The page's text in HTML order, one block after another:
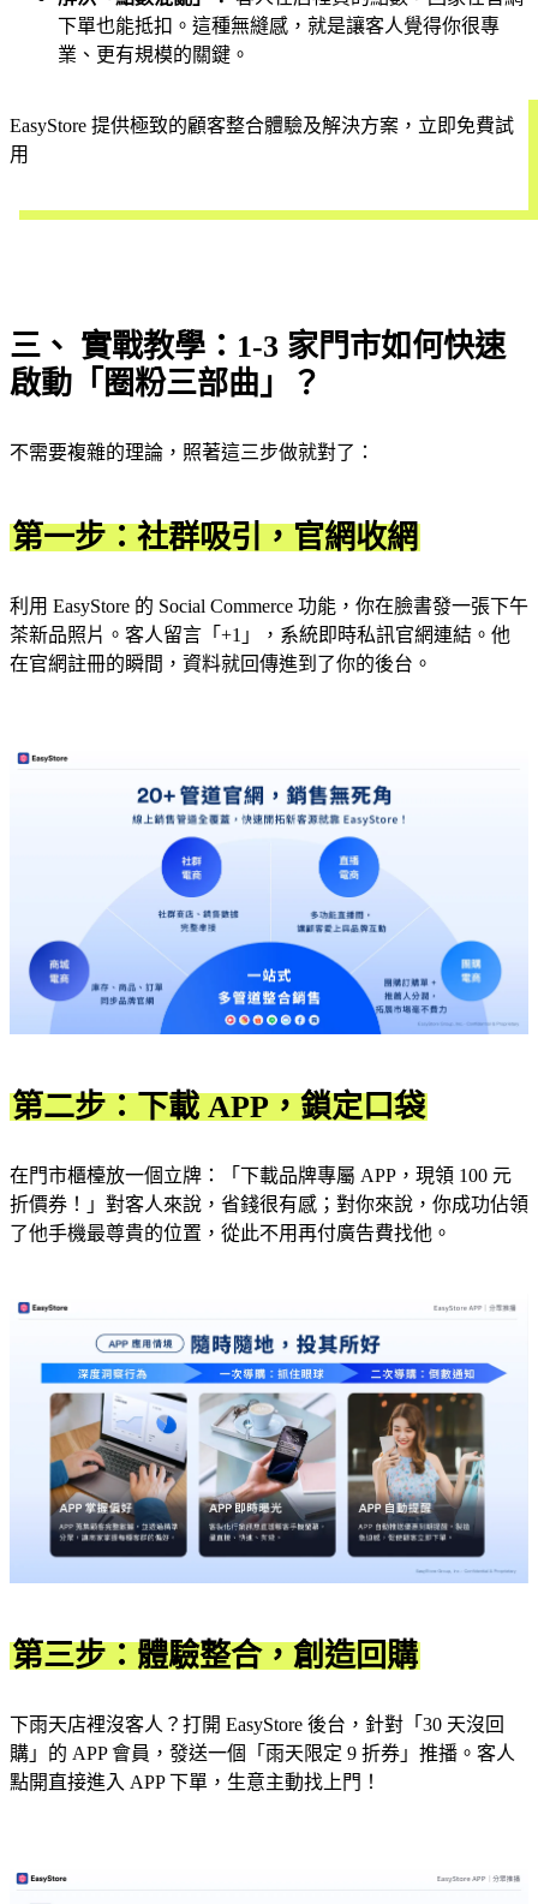
下單也能抵扣。這種無縫感，就是讓客人覺得你很專
業、更有規模的關鍵。
EasyStore 提供極致的顧客整合體驗及解決方案，立即免費試
用
三、 實戰教學：1-3 家門市如何快速
啟動「圈粉三部曲」？
不需要複雜的理論，照著這三步做就對了：
第一步：社群吸引，官網收網
利用 EasyStore 的 Social Commerce 功能，你在臉書發一張下午
茶新品照片。客人留言「+1」，系統即時私訊官網連結。他
在官網註冊的瞬間，資料就回傳進到了你的後台。
第二步：下載 APP，鎖定口袋
在門市櫃檯放一個立牌：「下載品牌專屬 APP，現領 100 元
折價券！」對客人來說，省錢很有感；對你來說，你成功佔領
了他手機最尊貴的位置，從此不用再付廣告費找他。
第三步：體驗整合，創造回購
下雨天店裡沒客人？打開 EasyStore 後台，針對「30 天沒回
購」的 APP 會員，發送一個「雨天限定 9 折券」推播。客人
點開直接進入 APP 下單，生意主動找上門！